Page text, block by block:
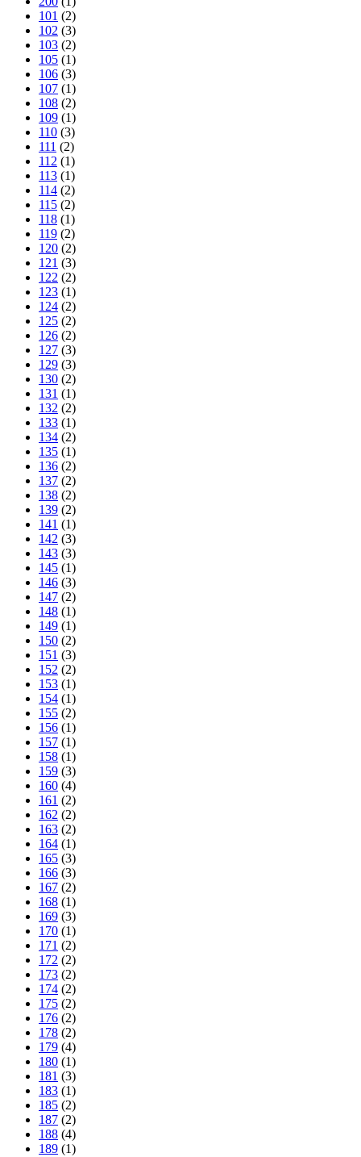
101 (2)
102 (3)
103 (2)
105 (1)
106 (3)
107 (1)
108 (2)
109 (1)
110 (3)
111 (2)
112 (1)
113 (1)
114 (2)
115 (2)
118 (1)
119 (2)
120 (2)
121 (3)
122 (2)
123 (1)
124 (2)
125 (2)
126 (2)
127 (3)
129 (3)
130 (2)
131 (1)
132 (2)
133 (1)
134 (2)
135 (1)
136 (2)
137 (2)
138 (2)
139 (2)
141 (1)
142 (3)
143 (3)
145 (1)
146 (3)
147 (2)
148 (1)
149 (1)
150 (2)
151 (3)
152 (2)
153 (1)
154 (1)
155 (2)
156 (1)
157 (1)
158 (1)
159 (3)
160 (4)
161 (2)
162 (2)
163 (2)
164 (1)
165 (3)
166 (3)
167 (2)
168 (1)
169 (3)
170 (1)
171 (2)
172 (2)
173 (2)
174 (2)
175 (2)
176 (2)
178 (2)
179 (4)
180 (1)
181 (3)
183 (1)
185 (2)
187 (2)
188 (4)
189 (1)